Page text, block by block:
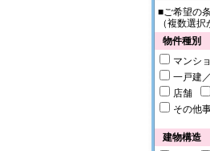
■ご希望の
（複数選択
物件種別
マンシ
一戸建
店舗
その他
建物構造